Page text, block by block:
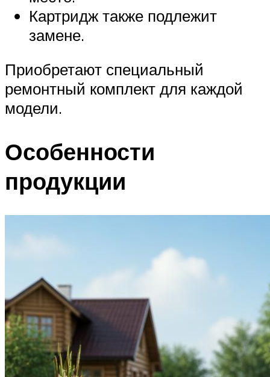
Картридж также подлежит
замене.
Приобретают специальный
ремонтный комплект для каждой
модели.
Особенности
продукции